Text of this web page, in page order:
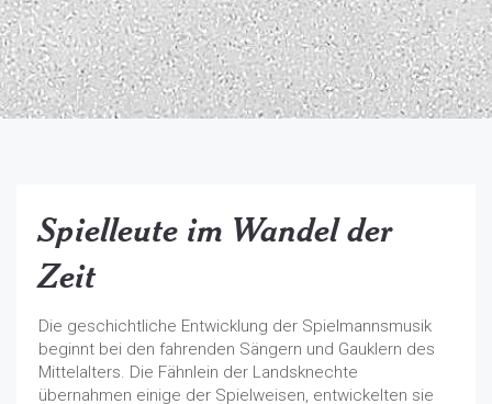
Spielleute im Wandel der
Zeit
Die geschichtliche Entwicklung der Spielmannsmusik
beginnt bei den fahrenden Sängern und Gauklern des
Mittelalters. Die Fähnlein der Landsknechte
übernahmen einige der Spielweisen, entwickelten sie